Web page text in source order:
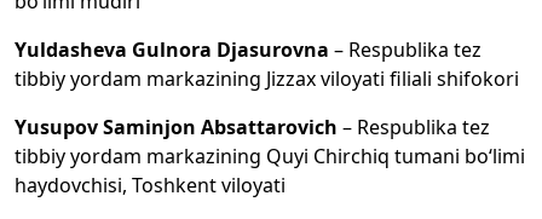
Yuldasheva Gulnora Djasurovna – Respublika tez
tibbiy yordam markazining Jizzax viloyati filiali shifokori
Yusupov Saminjon Absattarovich – Respublika tez
tibbiy yordam markazining Quyi Chirchiq tumani bo‘limi
haydovchisi, Toshkent viloyati